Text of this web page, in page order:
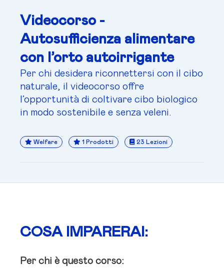
Videocorso -
Autosufficienza alimentare
con l’orto autoirrigante
Per chi desidera riconnettersi con il cibo
naturale, il videocorso offre
l’opportunità di coltivare cibo biologico
in modo sostenibile e senza veleni.
Welfare 1 Prodotti 23 Lezioni
COSA IMPARERAI:
Per chi è questo corso: